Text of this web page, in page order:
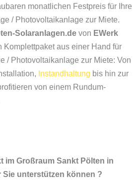
monatlichen Festpreis für Ihre
/ Photovoltaikanlage zur Miete.
Solaranlagen.de von EWerk
Komplettpaket aus einer Hand für
/ Photovoltaikanlage zur Miete: Von
Instandhaltung bis hin zur
von einem Rundum-
im Großraum Sankt Pölten in
Sie unterstützen können ?